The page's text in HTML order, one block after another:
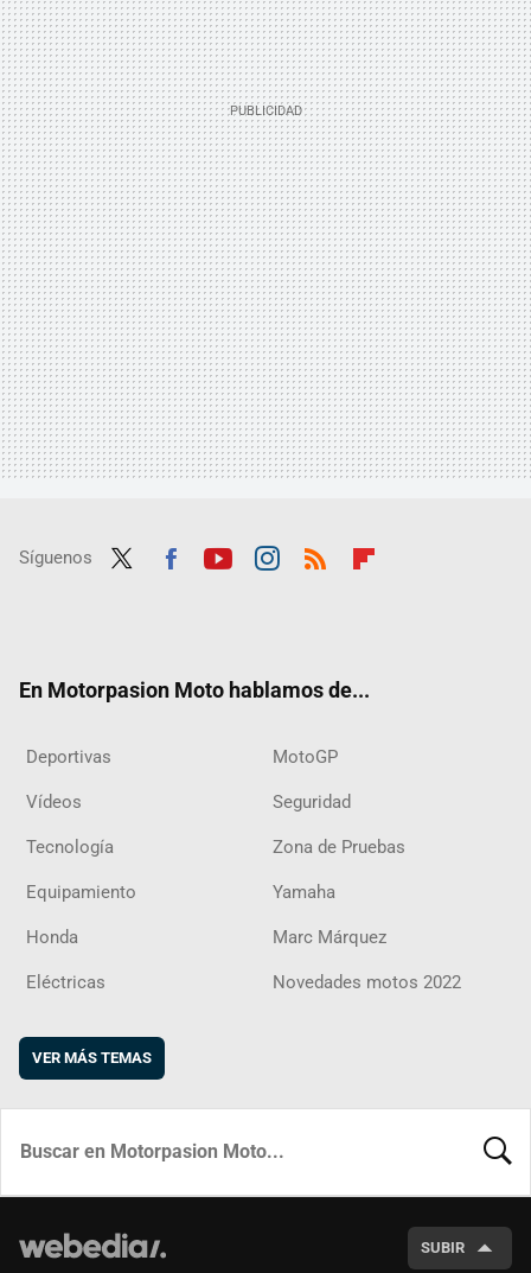
Síguenos
En Motorpasion Moto hablamos de...
Deportivas MotoGP
Vídeos Seguridad
Tecnología Zona de Pruebas
Equipamiento Yamaha
Honda Marc Márquez
Eléctricas Novedades motos 2022
VER MÁS TEMAS
SUBIR